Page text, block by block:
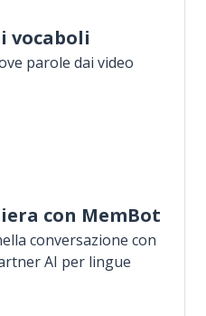
vocaboli
parole dai video
con MemBot
conversazione con
AI per lingue